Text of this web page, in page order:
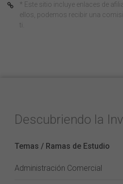
* Este sitio incluye enlaces de
ellos, podemos recibir una
ti.
Descubriendo la
Temas / Ramas de Estudio
Administración Comercial